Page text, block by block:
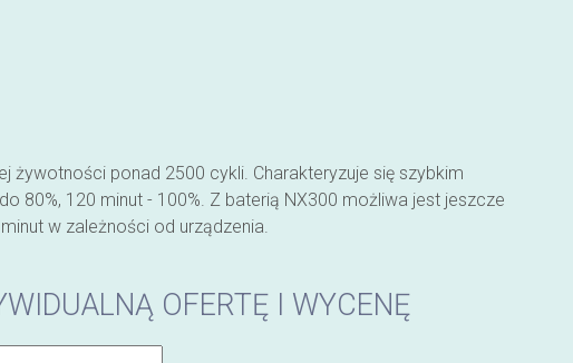
żywotności ponad 2500 cykli. Charakteryzuje się szybkim
80%, 120 minut - 100%. Z baterią NX300 możliwa jest jeszcze
w zależności od urządzenia.
OFERTĘ I WYCENĘ